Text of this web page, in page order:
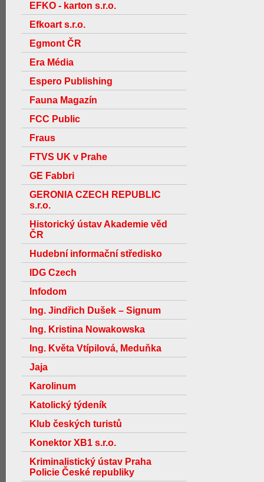
EFKO - karton s.r.o.
Efkoart s.r.o.
Egmont ČR
Era Média
Espero Publishing
Fauna Magazín
FCC Public
Fraus
FTVS UK v Prahe
GE Fabbri
GERONIA CZECH REPUBLIC
s.r.o.
Historický ústav Akademie věd
ČR
Hudební informační středisko
IDG Czech
Infodom
Ing. Jindřich Dušek – Signum
Ing. Kristina Nowakowska
Ing. Květa Vtípilová, Meduňka
Jaja
Karolinum
Katolický týdeník
Klub českých turistů
Konektor XB1 s.r.o.
Kriminalistický ústav Praha
Policie České republiky